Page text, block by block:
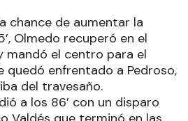
chance de aumentar la
Olmedo recuperó en el
mandó el centro para el
quedó enfrentado a Pedroso,
del travesaño.
a los 86’ con un disparo